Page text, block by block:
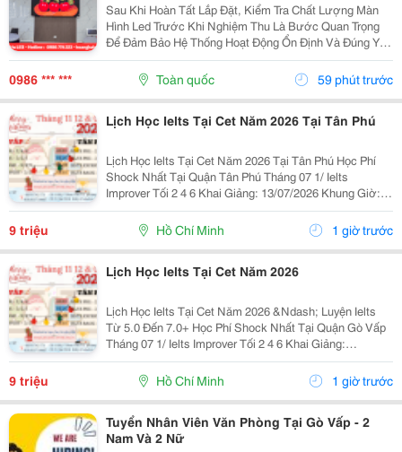
Sau Khi Hoàn Tất Lắp Đặt, Kiểm Tra Chất Lượng Màn
Hình Led Trước Khi Nghiệm Thu Là Bước Quan Trọng
Để Đảm Bảo Hệ Thống Hoạt Động Ổn Định Và Đúng Yêu
Cầu Kỹ Thuật. Một Số Hạng Mục Cần Kiểm Tra Gồm:
Chất Lượng Hiển Thị, Độ Sáng, Màu Sắc, Độ Đồng
0986 *** *** Toàn quốc 59 phút trước
Lịch Học Ielts Tại Cet Năm 2026 Tại Tân Phú
Lịch Học Ielts Tại Cet Năm 2026 Tại Tân Phú Học Phí
Shock Nhất Tại Quận Tân Phú Tháng 07 1/ Ielts
Improver Tối 2 4 6 Khai Giảng: 13/07/2026 Khung Giờ:
18:00 Đến 21:00 Học Phí Ưu Đãi 5% Khi Đăng Ký 2/ Ielts
Basic Tối 3 5 7 Khai...
9 triệu Hồ Chí Minh 1 giờ trước
Lịch Học Ielts Tại Cet Năm 2026
Lịch Học Ielts Tại Cet Năm 2026 &Ndash; Luyện Ielts
Từ 5.0 Đến 7.0+ Học Phí Shock Nhất Tại Quận Gò Vấp
Tháng 07 1/ Ielts Improver Tối 2 4 6 Khai Giảng:
13/07/2026 Khung Giờ: 18:00 Đến 21:00 Học Phí Ưu Đãi
5% Khi Đăng Ký 2/ Ielts...
9 triệu Hồ Chí Minh 1 giờ trước
Tuyển Nhân Viên Văn Phòng Tại Gò Vấp - 2
Nam Và 2 Nữ